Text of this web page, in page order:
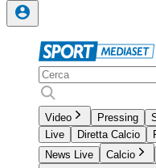
Video Pressing
Live
Diretta Calcio
News Live
Calcio